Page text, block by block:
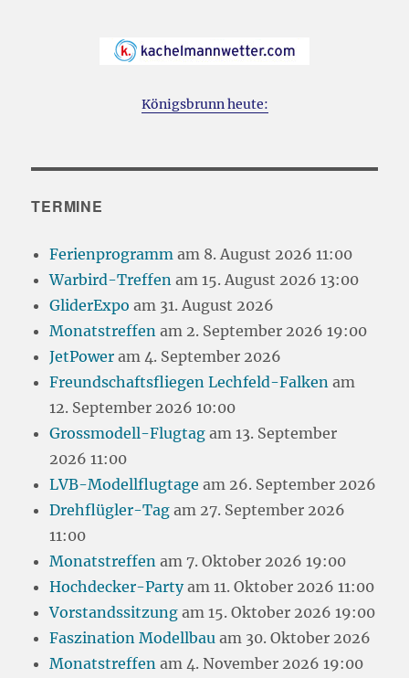
Königsbrunn heute:
TERMINE
Ferienprogramm am 8. August 2026 11:00
Warbird-Treffen am 15. August 2026 13:00
GliderExpo am 31. August 2026
Monatstreffen am 2. September 2026 19:00
JetPower am 4. September 2026
Freundschaftsfliegen Lechfeld-Falken am
12. September 2026 10:00
Grossmodell-Flugtag am 13. September
2026 11:00
LVB-Modellflugtage am 26. September 2026
Drehflügler-Tag am 27. September 2026
11:00
Monatstreffen am 7. Oktober 2026 19:00
Hochdecker-Partyam 11. Oktober 2026 11:00
Vorstandssitzung am 15. Oktober 2026 19:00
Faszination Modellbau am 30. Oktober 2026
Monatstreffen am 4. November 2026 19:00